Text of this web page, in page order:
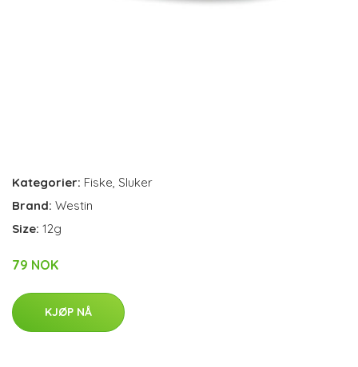
Kategorier: Fiske, Sluker
Brand: Westin
Size: 12g
79 NOK
KJØP NÅ